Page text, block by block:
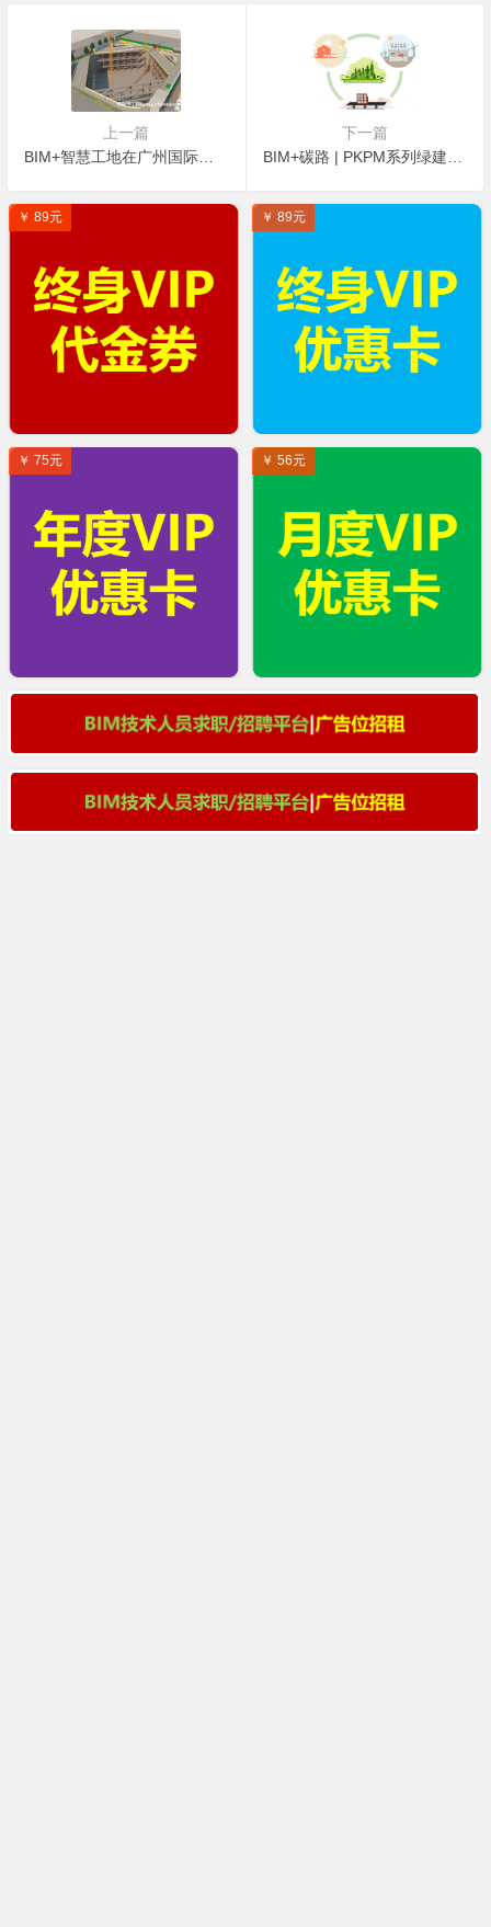
上一篇
BIM+智慧工地在广州国际文化中心项目的应用研究
下一篇
BIM+碳路 | PKPM系列绿建工作流
￥ 89元 ￥ 89元
￥ 75元 ￥ 56元